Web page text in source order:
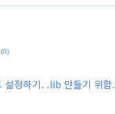
(0)
정하기. .lib 만들기 위함.